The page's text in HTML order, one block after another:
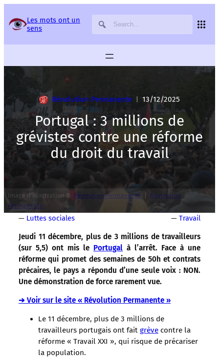
Les mots ont un
sens
Révolution Permanente 13/12/2025
Portugal : 3 millions de
grévistes contre une réforme
du droit du travail
Image d’illustration © Révolution Permanente
Révolution
Permanente
— Luttes sociales — Travail
Jeudi 11 décembre, plus de 3 millions de travailleurs
(sur 5,5) ont mis le Portugal à l’arrêt. Face à une
réforme qui promet des semaines de 50h et contrats
précaires, le pays a répondu d’une seule voix : NON.
Une démonstration de force rarement vue.
➔ Voir sur le site « Révolution Permanente »
Le 11 décembre, plus de 3 millions de
travailleurs portugais ont fait grève contre la
réforme « Travail XXI », qui risque de précariser
la population.
Panneau de gestion des services